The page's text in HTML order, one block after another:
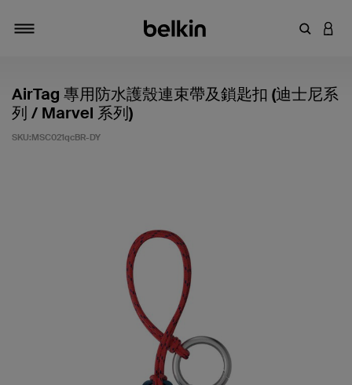
輸入關鍵
登入
AirTag 專用防水護殼連束帶及鎖匙扣 (迪士尼系
列 / Marvel 系列)
SKU:MSC021qcBR-DY